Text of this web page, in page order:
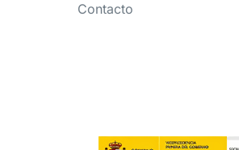
Contacto